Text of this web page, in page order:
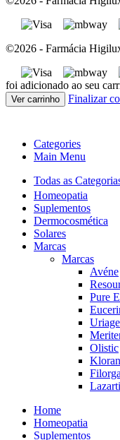
©2026 - Farmácia
foi adicionado ao seu
Ver carrinho Finalizar
Categories
Main Menu
Todas as
Homeopatia
Suplementos
Dermocosmética
Solares
Marcas
Marcas
Avéne
Pure
Uriage
Olistic
Filorga
Home
Homeopatia
Suplementos